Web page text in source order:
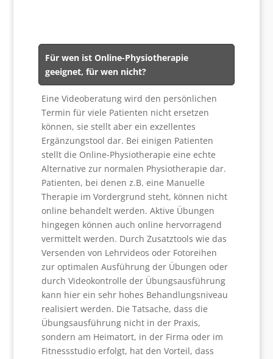
Für wen ist Online-Physiotherapie
geeignet, für wen nicht?
Eine Videoberatung wird den persönlichen
Termin für viele Patienten nicht ersetzen
können, sie stellt aber ein exzellentes
Ergänzungstool dar. Bei einigen Patienten
stellt die Online-Physiotherapie eine echte
Alternative zur normalen Physiotherapie dar.
Patienten, bei denen z.B. eine Manuelle
Therapie im Vordergrund steht, können nicht
online behandelt werden. Aktive Übungen
hingegen können auch online hervorragend
vermittelt werden. Durch Zusatztools wie das
Versenden von Lehrvideos oder Fotoreihen
zur optimalen Ausführung der Übungen oder
durch Videokontrolle der Übungsausführung
kann hier ein sehr hohes Behandlungsniveau
realisiert werden. Die Tatsache, dass die
Übungsausführung nicht in der Praxis,
sondern am Heimatort, in der Firma oder im
Fitnessstudio erfolgt, hat den Vorteil, dass